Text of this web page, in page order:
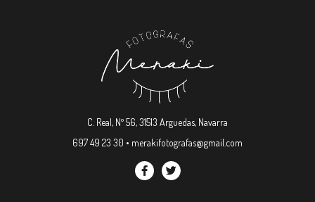
C. Real, Nº 56, 31513 Arguedas, Navarra
697 49 23 30 • merakifotografas@gmail.com